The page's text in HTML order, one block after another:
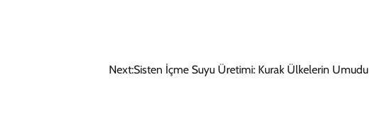
Next:Sisten İçme Suyu Üretimi: Kurak Ülkelerin Umudu